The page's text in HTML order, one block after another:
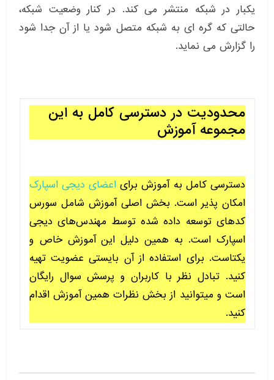
یکبار در شبکه منتشر می کند. در کنار وضعیت شبکه،
حالتی که گره ای به شبکه متصل شود یا از آن جدا شود
را گزارش می نماید.
محدودیت در دسترسی کامل به این
مجموعه آموزش
دسترسی کامل به آموزش برای اعضای دیجی اسپارک
امکان پذیر است. بخش اصلی آموزش شامل سورس
کدهای توسعه داده شده توسط مهندس‌های دیجی
اسپارک است. به همین دلیل این آموزش خاص و
یکتاست. برای استفاده از آن بایستی عضویت تهیه
کنید. تبادل نظر با کاربران و پرسش سوال رایگان
است و میتوانید از بخش نظرات همین آموزش اقدام
کنید.